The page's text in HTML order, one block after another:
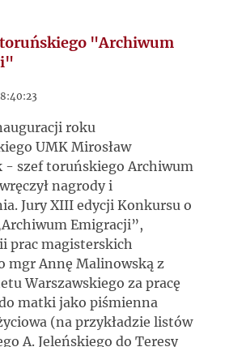
"Archiwum
roku
UMK Mirosław
- szef toruńskiego Archiwum
nagrody i
Jury XIII edycji Konkursu o
Emigracji”,
prac magisterskich
mgr Annę Malinowską z
Warszawskiego za pracę
matki jako piśmienna
(na przykładzie listów
A. Jeleńskiego do Teresy